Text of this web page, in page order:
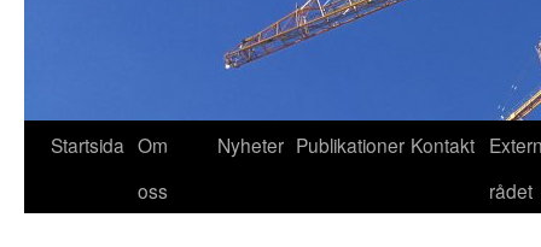
Startsida Om
oss
Nyheter Publikationer Kontakt
rådet